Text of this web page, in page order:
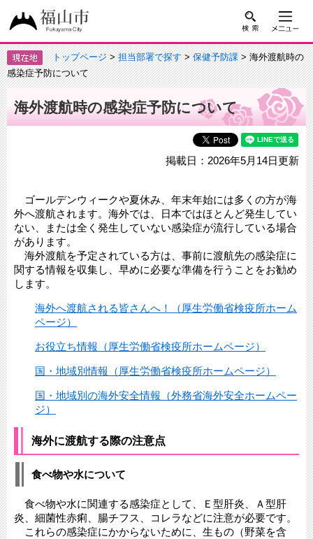
トップページ>担当部署で探す>保健予防課> 海外渡航時の
感染症予防について
海外渡航時の感染症予防について
掲載日：2026年5月14日更新
ゴールデンウィークや夏休み、年末年始には多くの方が海
外へ渡航されます。海外では、日本ではほとんど発生してい
ない、または全く発生していない感染症が流行している場合
があります。
海外渡航を予定されている方は、事前に渡航先の感染症に
関する情報を収集し、早めに必要な準備を行うことをお勧め
します。
海外へ渡航される皆さんへ！（厚生労働省検疫所ホーム
ページ）
お役立ち情報（厚生労働省検疫所ホームページ）
国・地域別情報（厚生労働省検疫所ホームページ）
国・地域別の海外安全情報（外務省海外安全ホームペー
ジ）
海外に渡航する際の注意点
食べ物や水について
食べ物や水に関連する感染症として、Ｅ型肝炎、Ａ型肝
炎、細菌性赤痢、腸チフス、コレラなどに注意が必要です。
これらの感染症にかからないために、生もの（野菜を含